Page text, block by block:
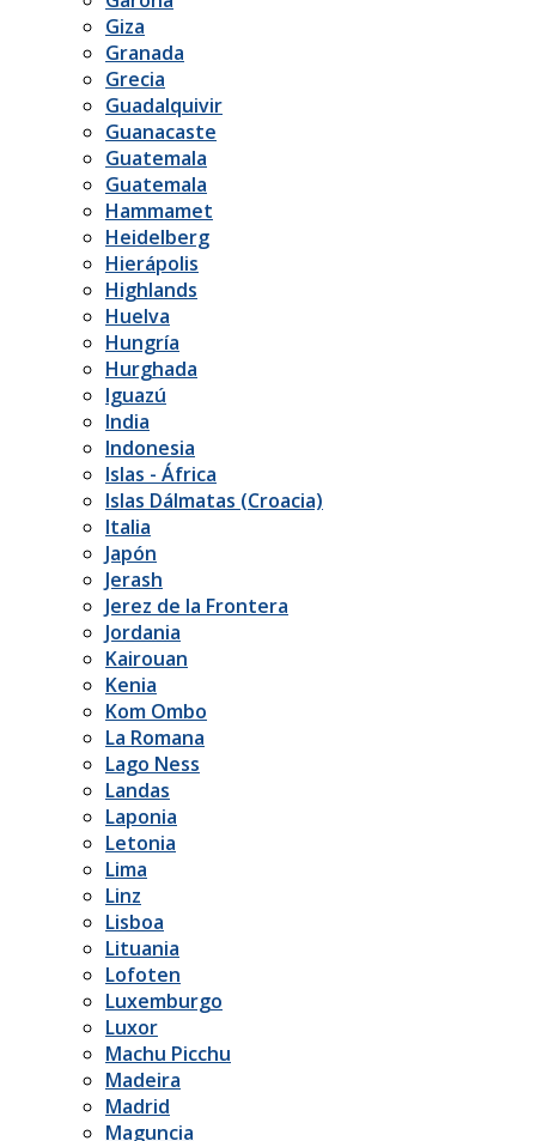
Giza
Granada
Grecia
Guadalquivir
Guanacaste
Guatemala
Guatemala
Hammamet
Heidelberg
Hierápolis
Highlands
Huelva
Hungría
Hurghada
Iguazú
India
Indonesia
Islas - África
Islas Dálmatas (Croacia)
Italia
Japón
Jerash
Jerez de la Frontera
Jordania
Kairouan
Kenia
Kom Ombo
La Romana
Lago Ness
Landas
Laponia
Letonia
Lima
Linz
Lisboa
Lituania
Lofoten
Luxemburgo
Luxor
Machu Picchu
Madeira
Madrid
Maguncia